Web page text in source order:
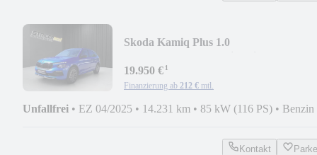
Skoda Kamiq Plus 1.0
19.950 €¹
Finanzierung ab 212 € mtl.
Unfallfrei • EZ 04/2025 • 14.231 km • 85 kW (116 PS) • Benzin
Kontakt